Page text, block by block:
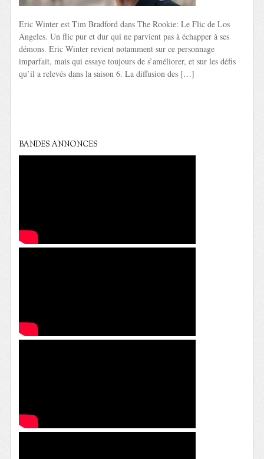
Eric Winter est Tim Bradford dans The Rookie: Le Flic de Los
Angeles. Un flic pur et dur qui ne parvient pas à échapper à ses
démons. Eric Winter revient notamment sur ce personnage
imparfait, mais qui essaye toujours de s’améliorer, et sur les défis
qu’il a relevés dans la saison 6. La diffusion des […]
BANDES ANNONCES